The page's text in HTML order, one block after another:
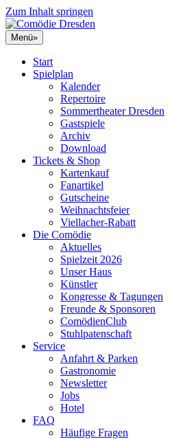
Zum Inhalt springen
Menü»
Start
Spielplan
Kalender
Repertoire
Sommertheater Dresden
Gastspiele
Archiv
Download
Tickets & Shop
Kartenkauf
Fanartikel
Gutscheine
Weihnachtsfeier
Viellacher-Rabatt
Die Comödie
Aktuelles
Spielzeit 2026
Unser Haus
Künstler
Kongresse & Tagungen
Freunde & Sponsoren
ComödienClub
Stuhlpatenschaft
Service
Anfahrt & Parken
Gastronomie
Newsletter
Jobs
Hotel
FAQ
Häufige Fragen